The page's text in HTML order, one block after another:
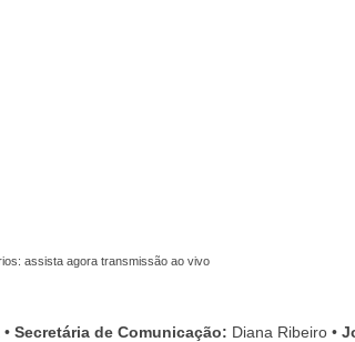
assista agora transmissão ao vivo
Secretária de Comunicação: Diana Ribeiro •